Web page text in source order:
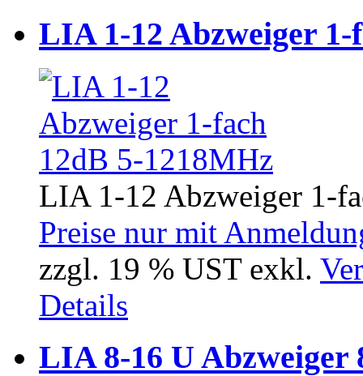
LIA 1-12 Abzweiger
LIA 1-12 Abzweiger 1-
Preise nur mit
zzgl. 19 % UST exkl.
Details
LIA 8-16 U Abzweiger